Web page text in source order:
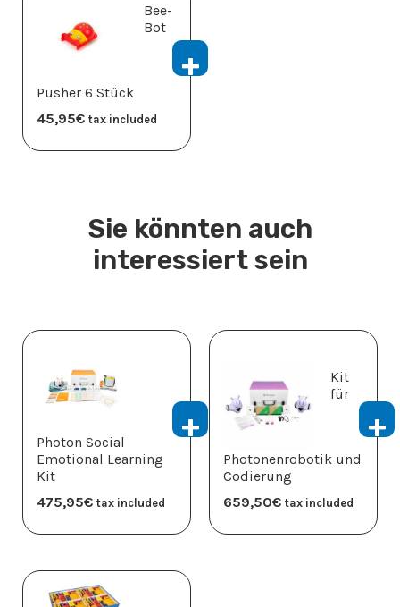
Bee-
Bot
Pusher 6 Stück
45,95€ tax included
Sie könnten auch
interessiert sein
Photon Social
Emotional Learning
Kit
475,95€ tax included
Kit
für
Photonenrobotik und
Codierung
659,50€ tax included